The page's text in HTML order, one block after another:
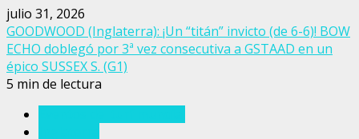
julio 31, 2026
GOODWOOD (Inglaterra): ¡Un “titán” invicto (de 6-6)! BOW
ECHO doblegó por 3ª vez consecutiva a GSTAAD en un
épico SUSSEX S. (G1)
5 min de lectura